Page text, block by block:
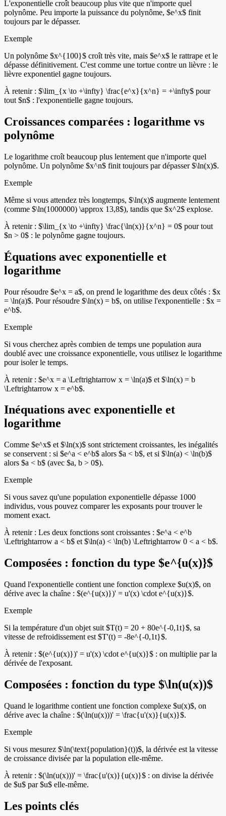
L'exponentielle croît beaucoup plus vite que n'importe quel
polynôme. Peu importe la puissance du polynôme, $e^x$ finit
toujours par le dépasser.
Exemple
Un polynôme $x^{100}$ croît très vite, mais $e^x$ le rattrape et le
dépasse définitivement. C'est comme une tortue contre un lièvre : le
lièvre exponentiel gagne toujours.
À retenir : $\lim_{x \to +\infty} \frac{e^x}{x^n} = +\infty$ pour
tout $n$ : l'exponentielle gagne toujours.
Croissances comparées : logarithme vs
polynôme
Le logarithme croît beaucoup plus lentement que n'importe quel
polynôme. Un polynôme $x^n$ finit toujours par dépasser $\ln(x)$.
Exemple
Même si vous attendez très longtemps, $\ln(x)$ augmente lentement
(comme $\ln(1000000) \approx 13,8$), tandis que $x^2$ explose.
À retenir : $\lim_{x \to +\infty} \frac{\ln(x)}{x^n} = 0$ pour tout
$n > 0$ : le polynôme gagne toujours.
Équations avec exponentielle et
logarithme
Pour résoudre $e^x = a$, on prend le logarithme des deux côtés : $x
= \ln(a)$. Pour résoudre $\ln(x) = b$, on utilise l'exponentielle : $x =
e^b$.
Exemple
Si vous cherchez après combien de temps une population aura
doublé avec une croissance exponentielle, vous utilisez le logarithme
pour isoler le temps.
À retenir : $e^x = a \Leftrightarrow x = \ln(a)$ et $\ln(x) = b
\Leftrightarrow x = e^b$.
Inéquations avec exponentielle et
logarithme
Comme $e^x$ et $\ln(x)$ sont strictement croissantes, les inégalités
se conservent : si $e^a < e^b$ alors $a < b$, et si $\ln(a) < \ln(b)$
alors $a < b$ (avec $a, b > 0$).
Exemple
Si vous savez qu'une population exponentielle dépasse 1000
individus, vous pouvez comparer les exposants pour trouver le
moment exact.
À retenir : Les deux fonctions sont croissantes : $e^a < e^b
\Leftrightarrow a < b$ et $\ln(a) < \ln(b) \Leftrightarrow 0 < a < b$.
Composées : fonction du type $e^{u(x)}$
Quand l'exponentielle contient une fonction complexe $u(x)$, on
dérive avec la chaîne : $(e^{u(x)})' = u'(x) \cdot e^{u(x)}$.
Exemple
Si la température d'un objet suit $T(t) = 20 + 80e^{-0,1t}$, sa
vitesse de refroidissement est $T'(t) = -8e^{-0,1t}$.
À retenir : $(e^{u(x)})' = u'(x) \cdot e^{u(x)}$ : on multiplie par la
dérivée de l'exposant.
Composées : fonction du type $\ln(u(x))$
Quand le logarithme contient une fonction complexe $u(x)$, on
dérive avec la chaîne : $(\ln(u(x)))' = \frac{u'(x)}{u(x)}$.
Exemple
Si vous mesurez $\ln(\text{population}(t))$, la dérivée est la vitesse
de croissance divisée par la population elle-même.
À retenir : $(\ln(u(x)))' = \frac{u'(x)}{u(x)}$ : on divise la dérivée
de $u$ par $u$ elle-même.
Les points clés